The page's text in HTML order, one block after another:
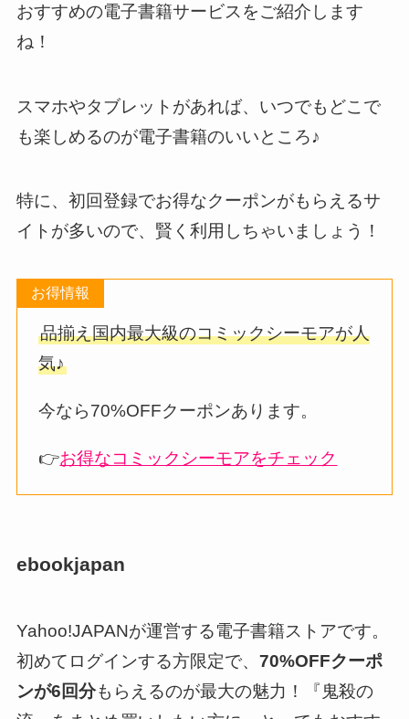
おすすめの電子書籍サービスをご紹介します
ね！
スマホやタブレットがあれば、いつでもどこで
も楽しめるのが電子書籍のいいところ♪
特に、初回登録でお得なクーポンがもらえるサ
イトが多いので、賢く利用しちゃいましょう！
お得情報
品揃え国内最大級のコミックシーモアが人
気♪
今なら70%OFFクーポンあります。
👉お得なコミックシーモアをチェック
ebookjapan
Yahoo!JAPANが運営する電子書籍ストアです。
初めてログインする方限定で、 70%OFFクーポ
ンが6回分もらえるのが最大の魅力！『鬼殺の